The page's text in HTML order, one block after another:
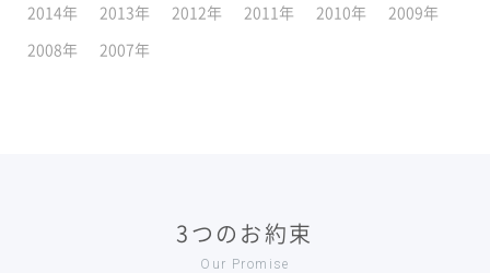
2014年
2013年 2012年 2011年 2010年
2009年
2008年
2007年
3つのお約束
Our Promise